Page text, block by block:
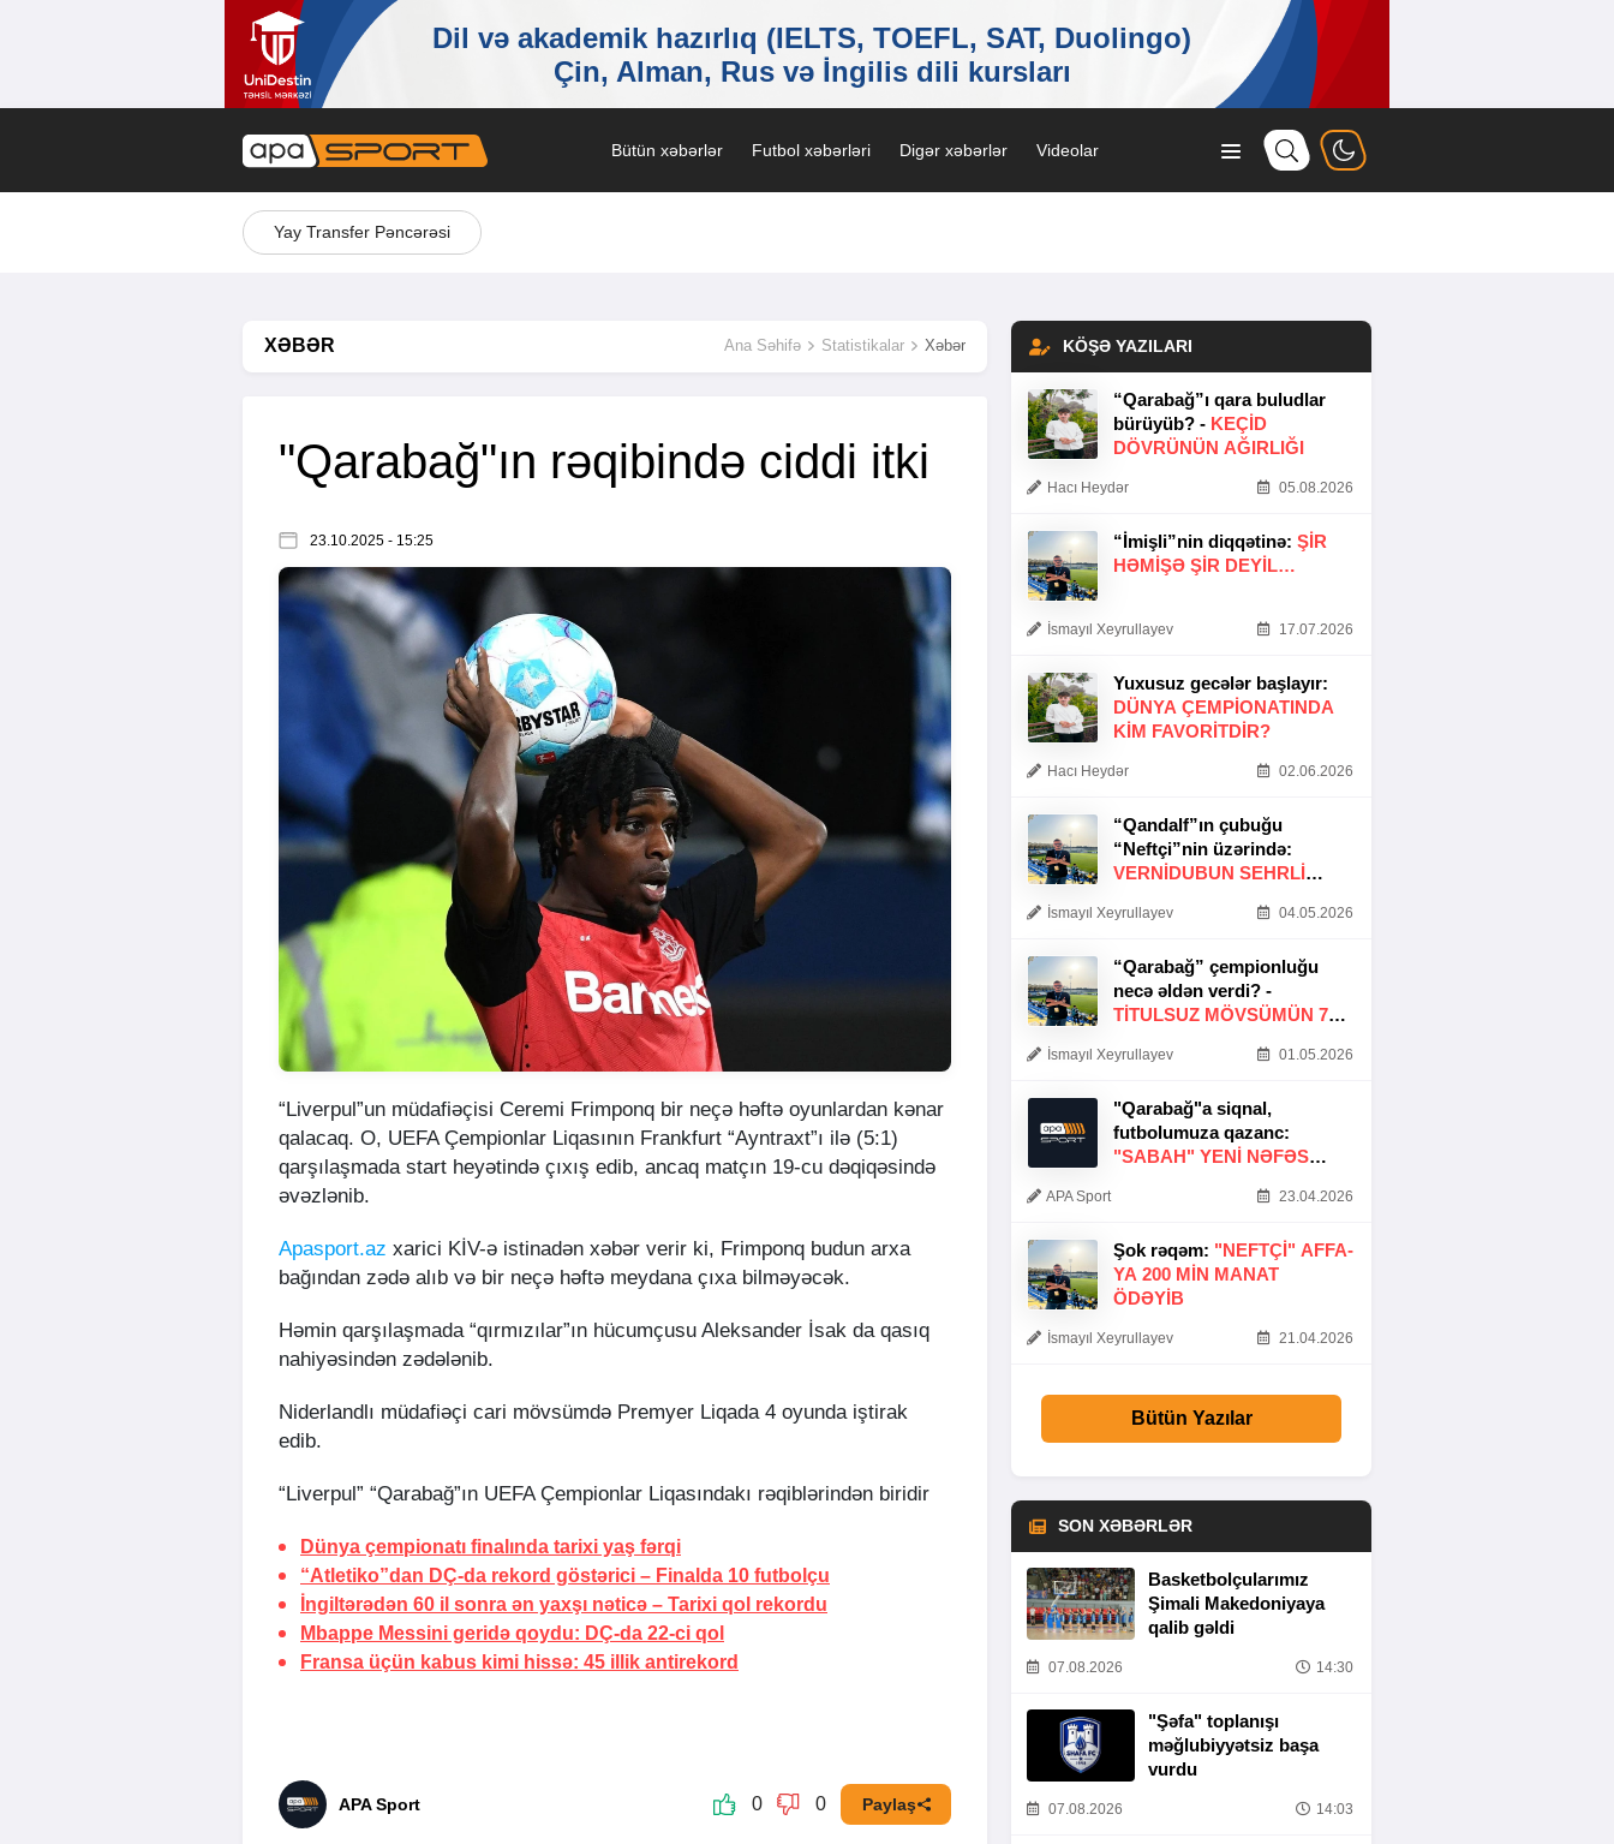
Bütün xəbərlər Futbol xəbərləri Digər xəbərlər Videolar
Yay Transfer Pəncərəsi
XƏBƏR Ana Səhifə Statistikalar Xəbər
"Qarabağ"ın rəqibində ciddi itki
23.10.2025 - 15:25
“Liverpul”un müdafiəçisi Ceremi Frimponq bir neçə həftə oyunlardan kənar
qalacaq. O, UEFA Çempionlar Liqasının Frankfurt “Ayntraxt”ı ilə (5:1)
qarşılaşmada start heyətində çıxış edib, ancaq matçın 19-cu dəqiqəsində
əvəzlənib.
Apasport.az xarici KİV-ə istinadən xəbər verir ki, Frimponq budun arxa
bağından zədə alıb və bir neçə həftə meydana çıxa bilməyəcək.
Həmin qarşılaşmada “qırmızılar”ın hücumçusu Aleksander İsak da qasıq
nahiyəsindən zədələnib.
Niderlandlı müdafiəçi cari mövsümdə Premyer Liqada 4 oyunda iştirak
edib.
“Liverpul” “Qarabağ”ın UEFA Çempionlar Liqasındakı rəqiblərindən biridir
Dünya çempionatı finalında tarixi yaş fərqi
“Atletiko”dan DÇ-da rekord göstərici – Finalda 10 futbolçu
İngiltərədən 60 il sonra ən yaxşı nəticə – Tarixi qol rekordu
Mbappe Messini geridə qoydu: DÇ-da 22-ci qol
Fransa üçün kabus kimi hissə: 45 illik antirekord
APA Sport 0 0 Paylaş
KÖŞƏ YAZILARI
“Qarabağ”ı qara buludlar
bürüyüb? - KEÇID
DÖVRÜNÜN AĞIRLIĞI
Hacı Heydər 05.08.2026
“İmişli”nin diqqətinə: ŞIR
HƏMIŞƏ ŞIR DEYIL…
İsmayıl Xeyrullayev 17.07.2026
Yuxusuz gecələr başlayır:
DÜNYA ÇEMPIONATINDA
KIM FAVORITDIR?
Hacı Heydər 02.06.2026
“Qandalf”ın çubuğu
“Neftçi”nin üzərində:
VERNİDUBUN SEHRLİ
İsmayıl Xeyrullayev 04.05.2026
“Qarabağ” çempionluğu
necə əldən verdi? -
TITULSUZ MÖVSÜMÜN 7
İsmayıl Xeyrullayev 01.05.2026
"Qarabağ"a siqnal,
futbolumuza qazanc:
"SABAH" YENI NƏFƏS
APA Sport 23.04.2026
Şok rəqəm: "NEFTÇI" AFFA-
YA 200 MIN MANAT
ÖDƏYIB
İsmayıl Xeyrullayev 21.04.2026
Bütün Yazılar
SON XƏBƏRLƏR
Basketbolçularımız
Şimali Makedoniyaya
qalib gəldi
07.08.2026 14:30
"Şəfa" toplanışı
məğlubiyyətsiz başa
vurdu
07.08.2026 14:03